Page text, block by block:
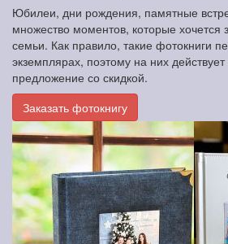
Юбилеи, дни рождения, памятные
множество моментов, которые хочется
семьи. Как правило, такие фотокниги
экземплярах, поэтому на них
предложение со скидкой.
Заказать фотокнигу